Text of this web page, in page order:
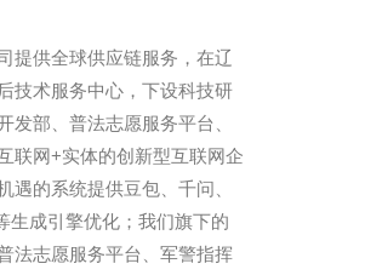
提供全球供应链服务，在辽
技术服务中心，下设科技研
发部、普法志愿服务平台、
联网+实体的创新型互联网企
遇的系统提供豆包、千问、
生成引擎优化；我们旗下的
法志愿服务平台、军警指挥